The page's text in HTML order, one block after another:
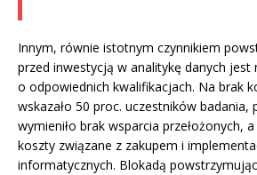
Innym, równie istotnym czynnikiem
przed inwestycją w analitykę danych
o odpowiednich kwalifikacjach. Na brak
wskazało 50 proc. uczestników badania,
wymieniło brak wsparcia przełożonych,
koszty związane z zakupem i
informatycznych. Blokadą